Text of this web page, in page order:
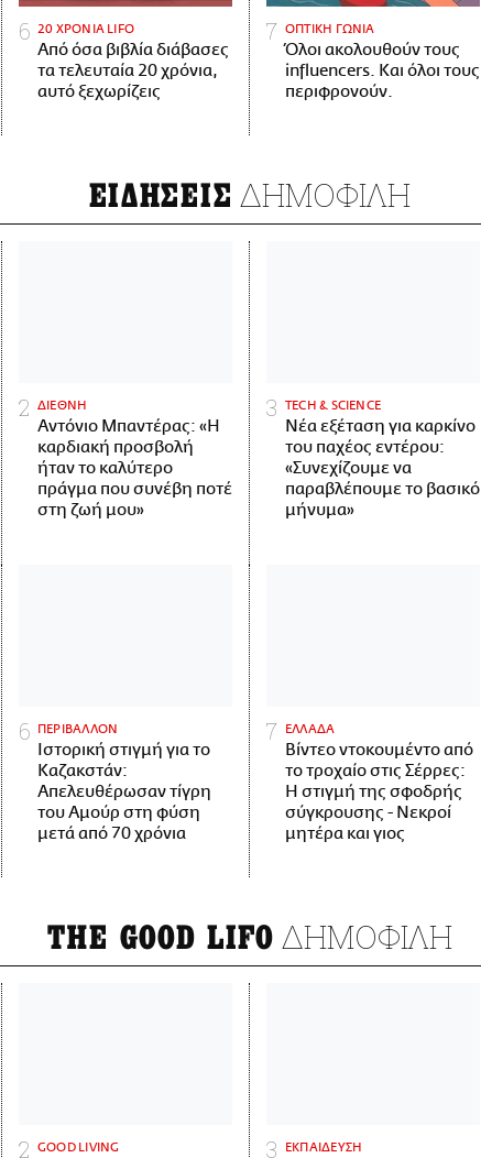
20 ΧΡΟΝΙΑ LIFO
Από όσα βιβλία διάβασες
τα τελευταία 20 χρόνια,
αυτό ξεχωρίζεις
ΟΠΤΙΚΗ ΓΩΝΙΑ
Όλοι ακολουθούν τους
influencers. Και όλοι τους
περιφρονούν.
ΕΙΔΗΣΕΙΣ ΔΗΜΟΦΙΛΗ
ΔΙΕΘΝΗ
Αντόνιο Μπαντέρας: «Η
καρδιακή προσβολή
ήταν το καλύτερο
πράγμα που συνέβη ποτέ
στη ζωή μου»
ΤECH & SCIENCE
Νέα εξέταση για καρκίνο
του παχέος εντέρου:
«Συνεχίζουμε να
παραβλέπουμε το βασικό
μήνυμα»
ΠΕΡΙΒΑΛΛΟΝ
Ιστορική στιγμή για το
Καζακστάν:
Απελευθέρωσαν τίγρη
του Αμούρ στη φύση
μετά από 70 χρόνια
ΕΛΛΑΔΑ
Βίντεο ντοκουμέντο από
το τροχαίο στις Σέρρες:
Η στιγμή της σφοδρής
σύγκρουσης - Νεκροί
μητέρα και γιος
THE GOOD LIFO ΔΗΜΟΦΙΛΗ
GOOD LIVING ΕΚΠΑΙΔΕΥΣΗ